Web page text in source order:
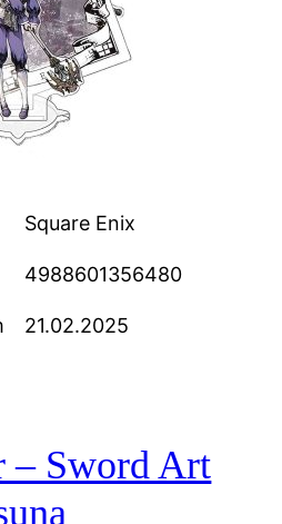
Square Enix
4988601356480
21.02.2025
Sword Art